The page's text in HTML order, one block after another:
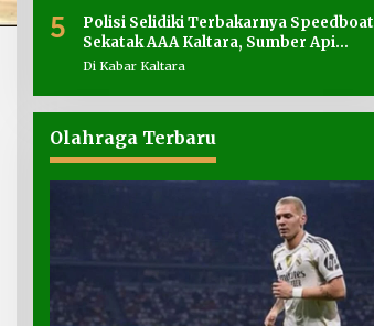
5
Polisi Selidiki Terbakarnya Speedboat
Sekatak AAA Kaltara, Sumber Api
Diduga dari Genset
Di Kabar Kaltara
Olahraga Terbaru